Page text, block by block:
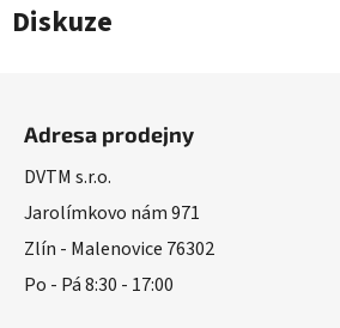
Diskuze
Adresa prodejny
DVTM s.r.o.
Jarolímkovo nám 971
Zlín - Malenovice 76302
Po - Pá 8:30 - 17:00